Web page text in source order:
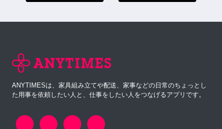
ANYTIMESは、家具組み立てや配送、家事などの日常のちょっとし
た用事を依頼したい人と、仕事をしたい人をつなげるアプリです。